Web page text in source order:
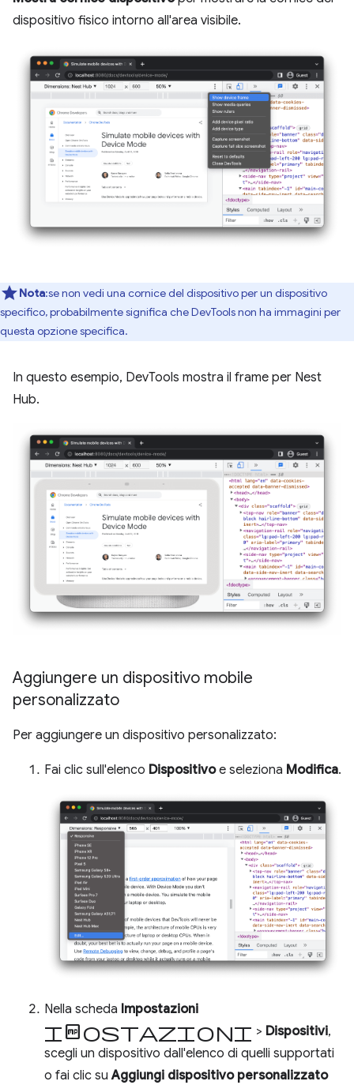
dispositivo fisico intorno all'area visibile.
Nota:se non vedi una cornice del dispositivo per un dispositivo
specifico, probabilmente significa che DevTools non ha immagini per
questa opzione specifica.
In questo esempio, DevTools mostra il frame per Nest
Hub.
Aggiungere un dispositivo mobile
personalizzato
Per aggiungere un dispositivo personalizzato:
Fai clic sull'elenco Dispositivoe seleziona Modifica.
Nella scheda Impostazioni
impostazioni > Dispositivi,
scegli un dispositivo dall'elenco di quelli supportati
o fai clic suAggiungi dispositivo personalizzato